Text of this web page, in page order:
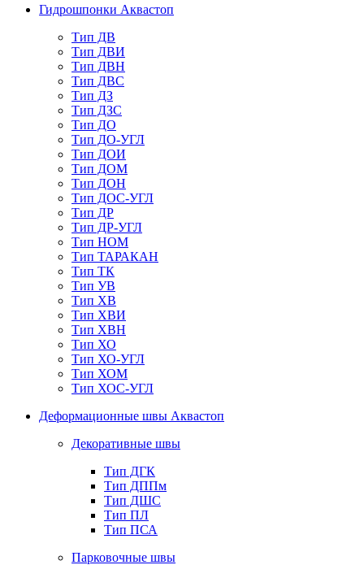
Гидрошпонки Аквастоп
Тип ДВ
Тип ДВИ
Тип ДВН
Тип ДВС
Тип ДЗ
Тип ДЗС
Тип ДО
Тип ДО-УГЛ
Тип ДОИ
Тип ДОМ
Тип ДОН
Тип ДОС-УГЛ
Тип ДР
Тип ДР-УГЛ
Тип НОМ
Тип ТАРАКАН
Тип ТК
Тип УВ
Тип ХВ
Тип ХВИ
Тип ХВН
Тип ХО
Тип ХО-УГЛ
Тип ХОМ
Тип ХОС-УГЛ
Деформационные швы Аквастоп
Декоративные швы
Тип ДГК
Тип ДППм
Тип ДШС
Тип ПЛ
Тип ПСА
Парковочные швы